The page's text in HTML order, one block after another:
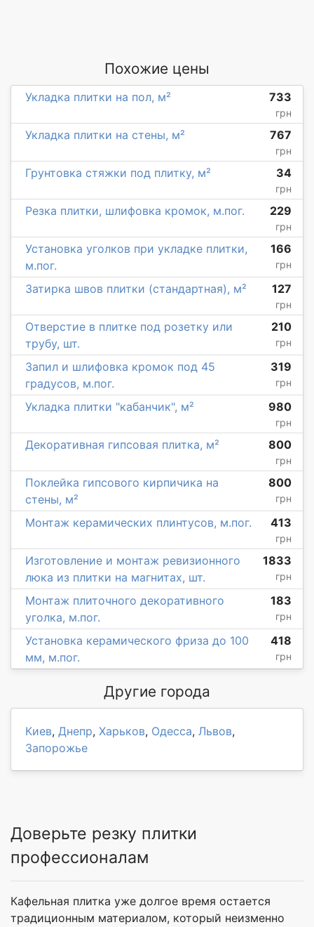
Похожие цены
Укладка плитки на пол, м² 733
грн
Укладка плитки на стены, м² 767
грн
Грунтовка стяжки под плитку, м² 34
грн
Резка плитки, шлифовка кромок, м.пог. 229
грн
Установка уголков при укладке плитки,
м.пог.
166
грн
Затирка швов плитки (стандартная), м² 127
грн
Отверстие в плитке под розетку или
трубу, шт.
210
грн
Запил и шлифовка кромок под 45
градусов, м.пог.
319
грн
Укладка плитки "кабанчик", м² 980
грн
Декоративная гипсовая плитка, м² 800
грн
Поклейка гипсового кирпичика на
стены, м²
800
грн
Монтаж керамических плинтусов, м.пог. 413
грн
Изготовление и монтаж ревизионного
люка из плитки на магнитах, шт.
1833
грн
Монтаж плиточного декоративного
уголка, м.пог.
183
грн
Установка керамического фриза до 100
мм, м.пог.
418
грн
Другие города
Киев, Днепр, Харьков, Одесса, Львов,
Запорожье
Доверьте резку плитки
профессионалам
Кафельная плитка уже долгое время остается
традиционным материалом, который неизменно